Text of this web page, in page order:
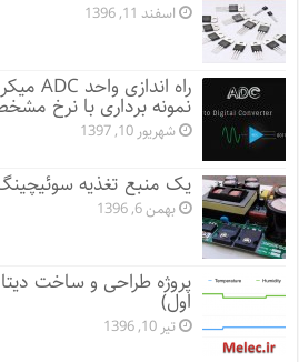
اسفند 11, 1396
نمونه برداری با نرخ
شهریور 10, 1397
یک منبع تغذیه
بهمن 6, 1396
پروژه طراحی و ساخت
اول)
تیر 10, 1396